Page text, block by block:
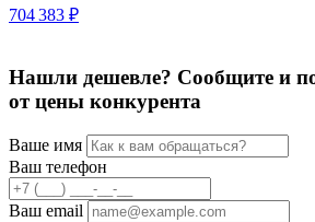
704 383 ₽
Нашли дешевле? Сообщите и
от цены конкурента
Ваше имя
Ваш телефон
Ваш email